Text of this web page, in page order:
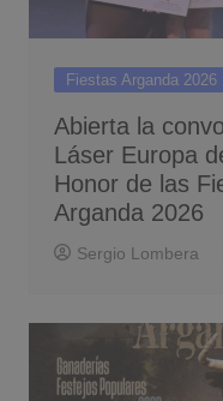
Fiestas Arganda 2026
Abierta la
Láser Europa
Honor de las
Arganda 2026
Sergio Lombera